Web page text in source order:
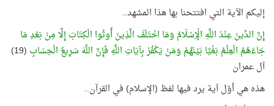
إليكم الآية التي افتتحنا بها هذا المشهد..
إِنَّ الدِّينَ عِنْدَ اللَّهِ الْإِسْلَامُ وَمَا اخْتَلَفَ الَّذِينَ أُوتُوا الْكِتَابَ إِلَّا مِنْ بَعْدِ مَا
جَاءَهُمُ الْعِلْمُ بَغْيًا بَيْنَهُمْ وَمَنْ يَكْفُرْ بِآيَاتِ اللَّهِ فَإِنَّ اللَّهَ سَرِيعُ الْحِسَابِ
(19)
آل عمران
هذه هي أوّل آية يرد فيها لفظ (الإسلام) في القرآن..